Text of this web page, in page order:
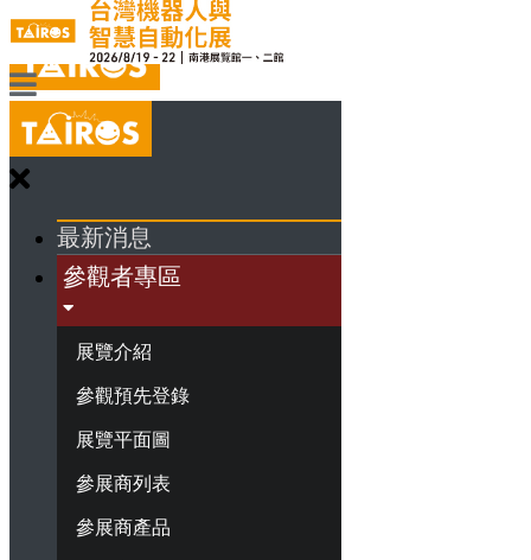
最新消息
參觀者專區
展覽介紹
參觀預先登錄
展覽平面圖
參展商列表
參展商產品